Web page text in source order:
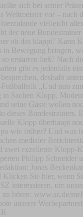
sich bei seiner
Weltmeister vor – nach
vielleicht
der neue
ob das klappt? Kann
Bewegung bringen,
erstarren ließ? Nach
gibt es jedenfalls
deshalb
„Und nun
in Sachen Klopp.
seine Gäste wollen
dieses Bundestrainers.
Klopp überhaupt
wie früher? Und was
medialer
zwei exzellente Klopp-
Philipp Schneider
Jonas
Klicken Sie hier, wenn
interessieren, um
zu hören: www.sz.de/
unserer